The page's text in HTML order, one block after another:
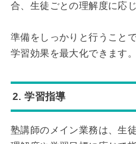
合、生徒ごとの理解度に応
準備をしっかりと行うこと
学習効果を最大化できます。
2. 学習指導
塾講師のメイン業務は、生